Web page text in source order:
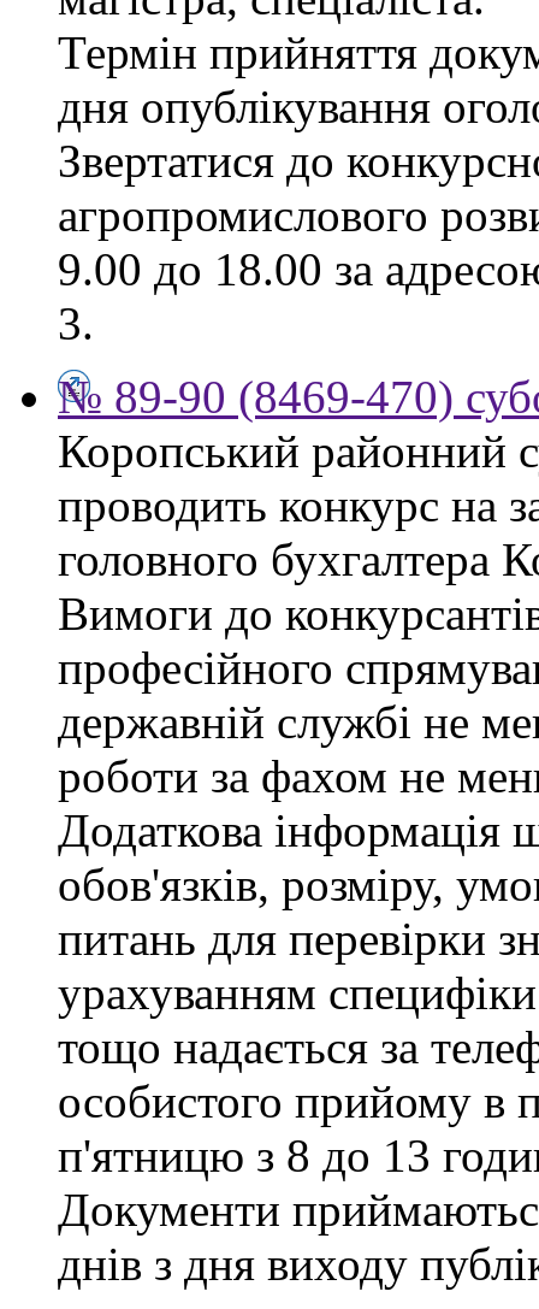
Термін прийняття
дня опублікування
Звертатися до
агропромислового
9.00 до 18.00 за
3.
№ 89-90 (8469-470)
Коропський районний
проводить конкурс на
головного бухгалтера
Вимоги до
професійного
державній службі не
роботи за фахом не
Додаткова інформація
обов'язків, розміру,
питань для перевірки
урахуванням
тощо надається за
особистого прийому в
п'ятницю з 8 до 13
Документи
днів з дня виходу